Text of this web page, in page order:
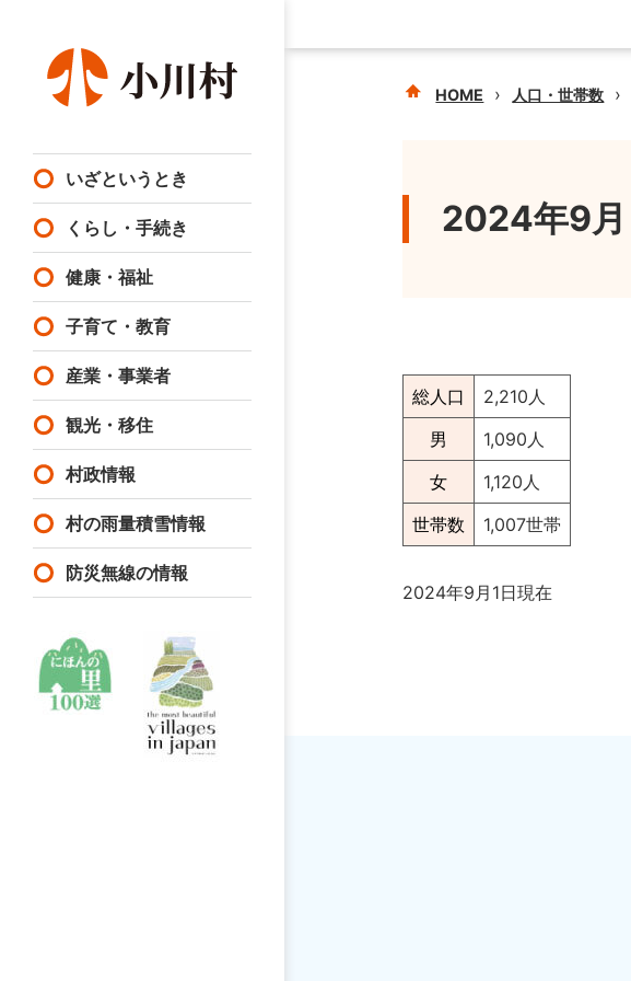
いざというとき
くらし・手続き
健康・福祉
子育て・教育
産業・事業者
観光・移住
村政情報
村の雨量積雪情報
防災無線の情報
HOME › 人口・世帯数 ›
2024年9月
総人口
2,210人
男
1,090人
女
1,120人
世帯数
1,007世帯
2024年9月1日現在